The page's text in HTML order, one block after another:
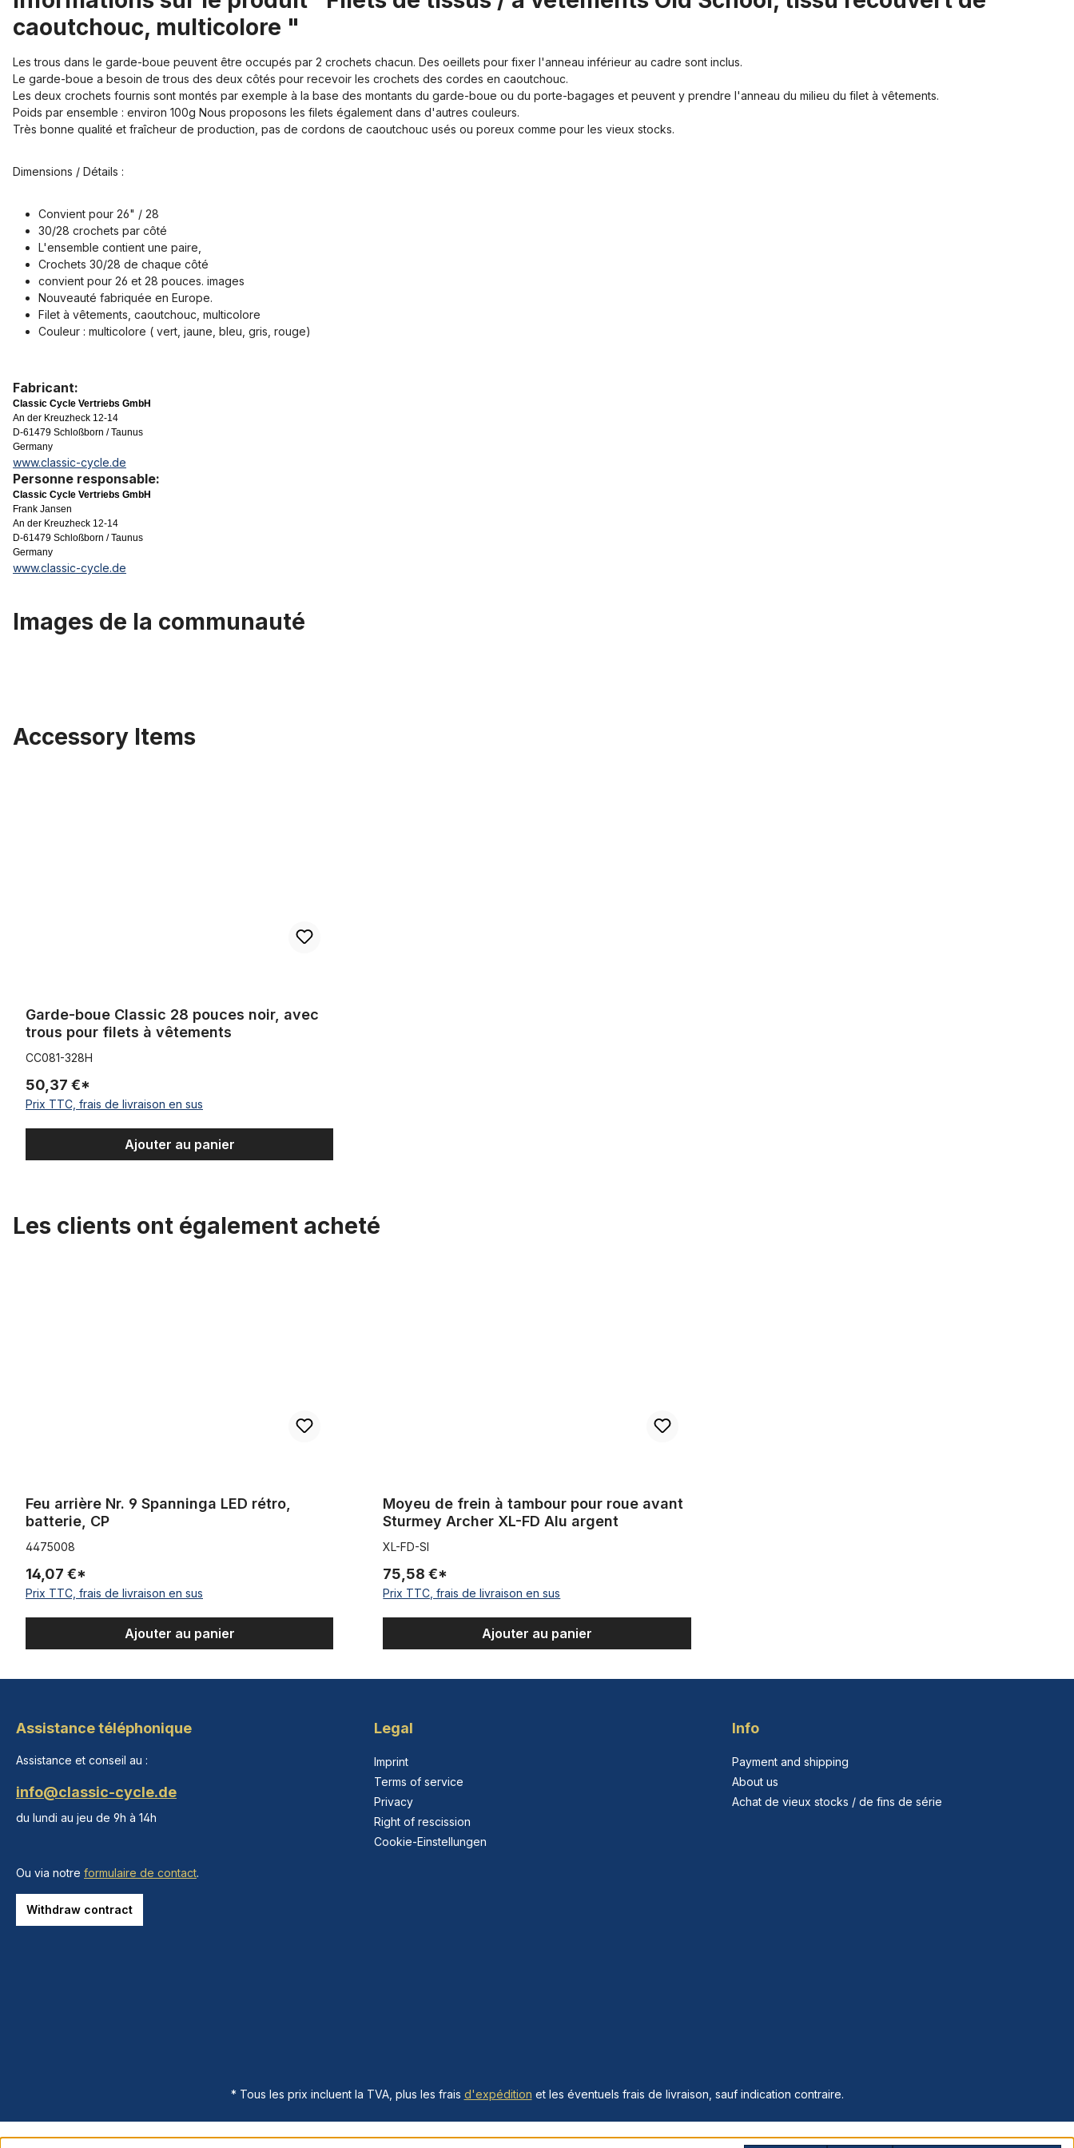
caoutchouc, multicolore "
Les trous dans le garde-boue peuvent être occupés par 2 crochets chacun. Des oeillets pour fixer l'anneau inférieur au cadre sont inclus.
Le garde-boue a besoin de trous des deux côtés pour recevoir les crochets des cordes en caoutchouc.
Les deux crochets fournis sont montés par exemple à la base des montants du garde-boue ou du porte-bagages et peuvent y prendre l'anneau du milieu du filet à vêtements.
Poids par ensemble : environ 100g Nous proposons les filets également dans d'autres couleurs.
Très bonne qualité et fraîcheur de production, pas de cordons de caoutchouc usés ou poreux comme pour les vieux stocks.
Dimensions / Détails :
Convient pour 26" / 28
30/28 crochets par côté
L'ensemble contient une paire,
Crochets 30/28 de chaque côté
convient pour 26 et 28 pouces. images
Nouveauté fabriquée en Europe.
Filet à vêtements, caoutchouc, multicolore
Couleur : multicolore ( vert, jaune, bleu, gris, rouge)
Fabricant:
Classic Cycle Vertriebs GmbH
An der Kreuzheck 12-14
D-61479 Schloßborn / Taunus
Germany
www.classic-cycle.de
Personne responsable:
Classic Cycle Vertriebs GmbH
Frank Jansen
An der Kreuzheck 12-14
D-61479 Schloßborn / Taunus
Germany
www.classic-cycle.de
Images de la communauté
Accessory Items
Garde-boue Classic 28 pouces noir, avec
trous pour filets à vêtements
CC081-328H
50,37 €*
Prix TTC, frais de livraison en sus
Ajouter au panier
Les clients ont également acheté
Feu arrière Nr. 9 Spanninga LED rétro,
batterie, CP
4475008
14,07 €*
Prix TTC, frais de livraison en sus
Ajouter au panier
Moyeu de frein à tambour pour roue avant
Sturmey Archer XL-FD Alu argent
XL-FD-SI
75,58 €*
Prix TTC, frais de livraison en sus
Ajouter au panier
Assistance téléphonique
Assistance et conseil au :
info@classic-cycle.de
du lundi au jeu de 9h à 14h
Ou via notre formulaire de contact.
Withdraw contract
Legal
Imprint
Terms of service
Privacy
Right of rescission
Cookie-Einstellungen
Info
Payment and shipping
About us
Achat de vieux stocks / de fins de série
* Tous les prix incluent la TVA, plus les frais d'expédition et les éventuels frais de livraison, sauf indication contraire.